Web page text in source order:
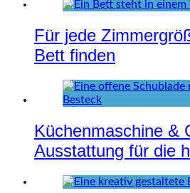
Für jede
Bett finden
Küchenmaschine &
Ausstattung für die